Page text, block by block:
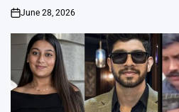
on
June 28, 2026